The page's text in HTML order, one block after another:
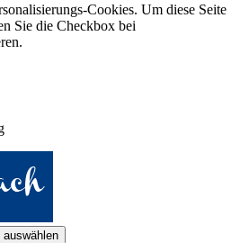
Cookies. Um diese Seite
Sie die Checkbox bei
auswählen